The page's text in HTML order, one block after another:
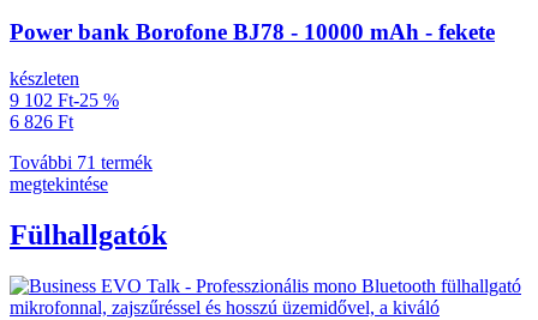
Power bank Borofone BJ78 - 10000 mAh - fekete
készleten
9 102 Ft-25 %
6 826 Ft
További 71 termék
megtekintése
Fülhallgatók